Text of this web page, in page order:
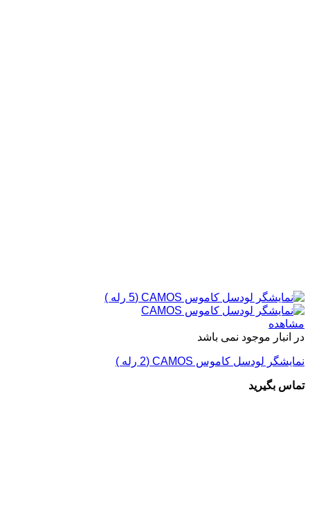
مشاهده
در انبار موجود نمی باشد
نمایشگر لودسل کاموس CAMOS (2 رله )
تماس بگیرید